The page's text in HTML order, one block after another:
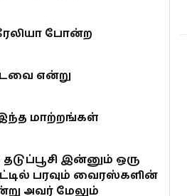
போன்ற
என்று
இந்த மாற்றங்கள்
இன்னும் ஒரு
பரவும் வைரஸ்களின்
அவர் மேலும்